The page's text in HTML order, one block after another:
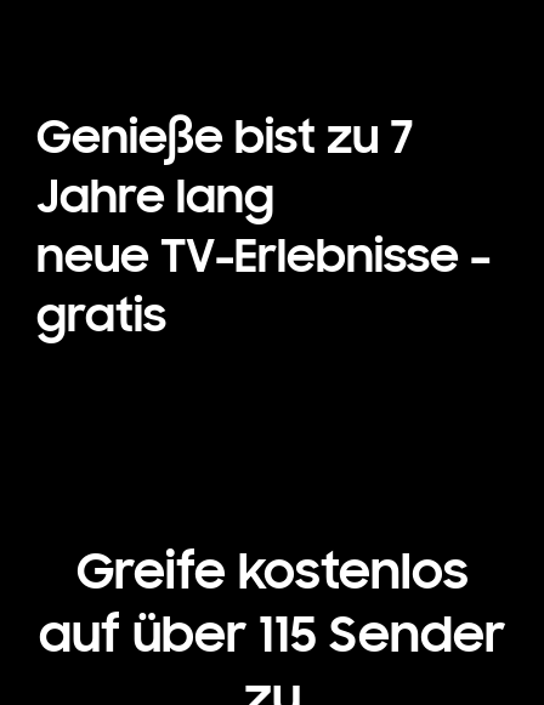
Genieße bist zu 7
Jahre lang
neue TV-Erlebnisse –
gratis
Greife kostenlos
auf über 115 Sender